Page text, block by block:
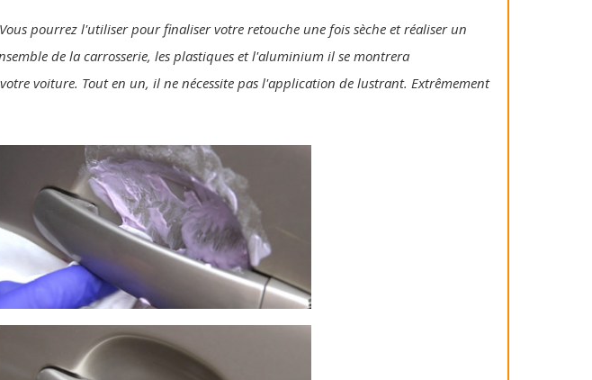
pourrez l'utiliser pour finaliser votre retouche une fois sèche et réaliser un
de la carrosserie, les plastiques et l'aluminium il se montrera
voiture. Tout en un, il ne nécessite pas l'application de lustrant. Extrêmement